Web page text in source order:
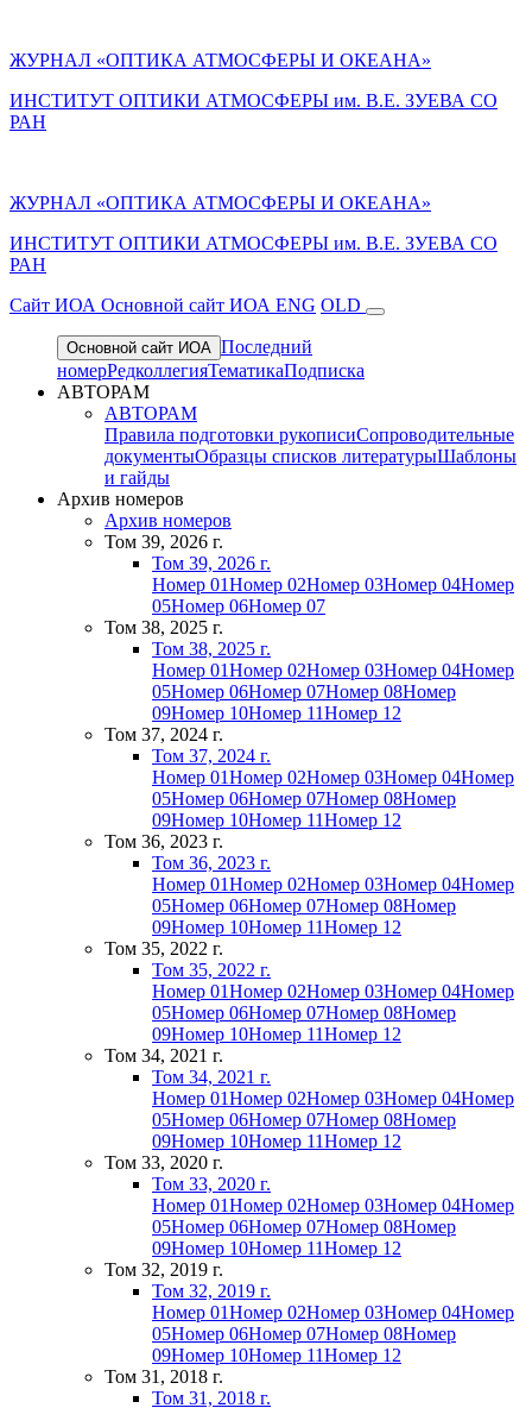
ЖУРНАЛ «ОПТИКА АТМОСФЕРЫ И ОКЕАНА»
ИНСТИТУТ ОПТИКИ АТМОСФЕРЫ им. В.Е. ЗУЕВА СО
РАН
ЖУРНАЛ «ОПТИКА АТМОСФЕРЫ И ОКЕАНА»
ИНСТИТУТ ОПТИКИ АТМОСФЕРЫ им. В.Е. ЗУЕВА СО
РАН
Cайт ИОА Основной сайт ИОА ENG OLD
Основной сайт ИОА Последний
номерРедколлегияТематикаПодписка
АВТОРАМ
АВТОРАМ
Правила подготовки рукописиСопроводительные
документыОбразцы списков литературыШаблоны
и гайды
Архив номеров
Архив номеров
Том 39, 2026 г.
Том 39, 2026 г.
Номер 01Номер 02Номер 03Номер 04Номер
05Номер 06Номер 07
Том 38, 2025 г.
Том 38, 2025 г.
Номер 01Номер 02Номер 03Номер 04Номер
05Номер 06Номер 07Номер 08Номер
09Номер 10Номер 11Номер 12
Том 37, 2024 г.
Том 37, 2024 г.
Номер 01Номер 02Номер 03Номер 04Номер
05Номер 06Номер 07Номер 08Номер
09Номер 10Номер 11Номер 12
Том 36, 2023 г.
Том 36, 2023 г.
Номер 01Номер 02Номер 03Номер 04Номер
05Номер 06Номер 07Номер 08Номер
09Номер 10Номер 11Номер 12
Том 35, 2022 г.
Том 35, 2022 г.
Номер 01Номер 02Номер 03Номер 04Номер
05Номер 06Номер 07Номер 08Номер
09Номер 10Номер 11Номер 12
Том 34, 2021 г.
Том 34, 2021 г.
Номер 01Номер 02Номер 03Номер 04Номер
05Номер 06Номер 07Номер 08Номер
09Номер 10Номер 11Номер 12
Том 33, 2020 г.
Том 33, 2020 г.
Номер 01Номер 02Номер 03Номер 04Номер
05Номер 06Номер 07Номер 08Номер
09Номер 10Номер 11Номер 12
Том 32, 2019 г.
Том 32, 2019 г.
Номер 01Номер 02Номер 03Номер 04Номер
05Номер 06Номер 07Номер 08Номер
09Номер 10Номер 11Номер 12
Том 31, 2018 г.
Том 31, 2018 г.